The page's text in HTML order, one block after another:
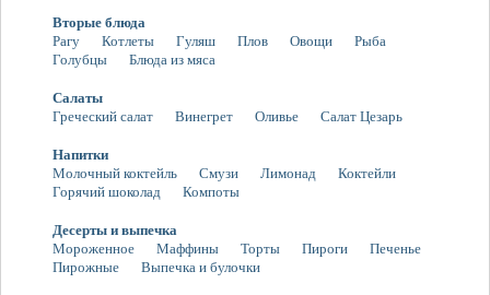
Вторые блюда
Рагу
Котлеты Гуляш Плов Овощи
Рыба
Голубцы
Блюда из мяса
Салаты
Греческий салат
Винегрет Оливье Салат Цезарь
Напитки
Молочный коктейль
Смузи Лимонад
Коктейли
Горячий шоколад
Компоты
Десерты и выпечка
Мороженное
Маффины Торты Пироги
Печенье
Пирожные
Выпечка и булочки